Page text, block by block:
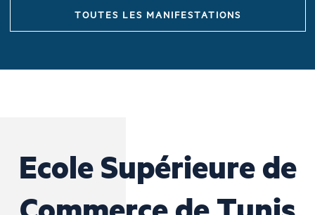
TOUTES LES MANIFESTATIONS
Ecole Supérieure de